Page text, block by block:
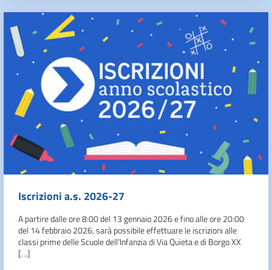
Iscrizioni a.s. 2026-27
A partire dalle ore 8:00 del 13 gennaio 2026 e fino alle ore 20:00
del 14 febbraio 2026, sarà possibile effettuare le iscrizioni alle
classi prime delle Scuole dell’Infanzia di Via Quieta e di Borgo XX
[…]